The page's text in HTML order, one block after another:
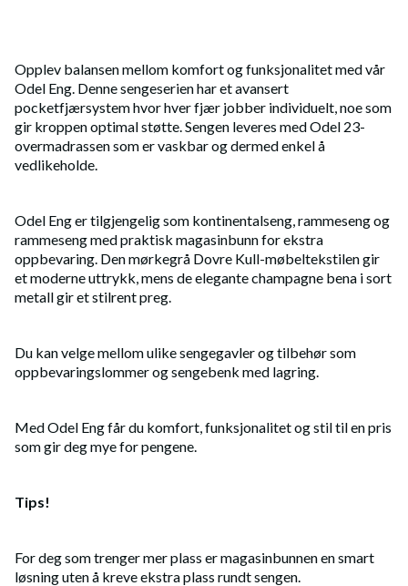
Opplev balansen mellom komfort og funksjonalitet med vår
Odel Eng. Denne sengeserien har et avansert
pocketfjærsystem hvor hver fjær jobber individuelt, noe som
gir kroppen optimal støtte. Sengen leveres med Odel 23-
overmadrassen som er vaskbar og dermed enkel å
vedlikeholde.
Odel Eng er tilgjengelig som kontinentalseng, rammeseng og
rammeseng med praktisk magasinbunn for ekstra
oppbevaring. Den mørkegrå Dovre Kull-møbeltekstilen gir
et moderne uttrykk, mens de elegante champagne bena i sort
metall gir et stilrent preg.
Du kan velge mellom ulike sengegavler og tilbehør som
oppbevaringslommer og sengebenk med lagring.
Med Odel Eng får du komfort, funksjonalitet og stil til en pris
som gir deg mye for pengene.
Tips!
For deg som trenger mer plass er magasinbunnen en smart
løsning uten å kreve ekstra plass rundt sengen.